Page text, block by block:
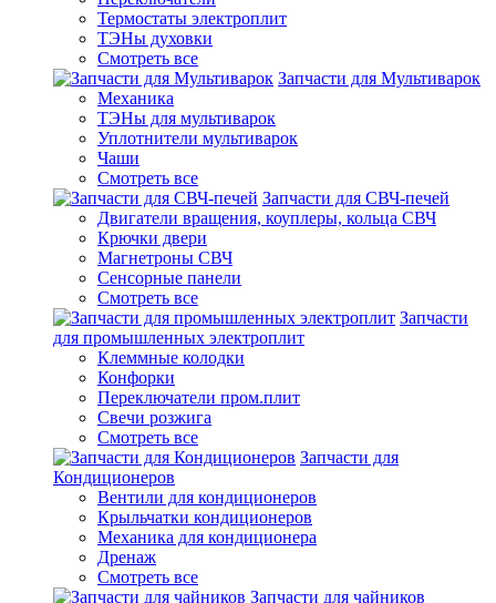
Термостаты электроплит
ТЭНы духовки
Смотреть все
Запчасти для Мультиварок
Механика
ТЭНы для мультиварок
Уплотнители мультиварок
Чаши
Смотреть все
Запчасти для СВЧ-печей
Двигатели вращения, коуплеры, кольца СВЧ
Крючки двери
Магнетроны СВЧ
Сенсорные панели
Смотреть все
Запчасти
для промышленных электроплит
Клеммные колодки
Конфорки
Переключатели пром.плит
Свечи розжига
Смотреть все
Запчасти для
Кондиционеров
Вентили для кондиционеров
Крыльчатки кондиционеров
Механика для кондиционера
Дренаж
Смотреть все
Запчасти для чайников